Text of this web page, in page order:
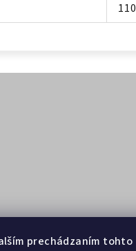
prechádzaním tohto
110